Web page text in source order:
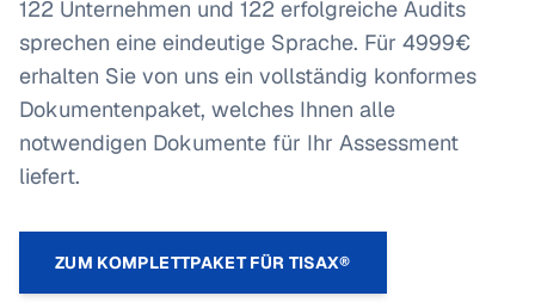
122 Unternehmen und 122 erfolgreiche Audits
sprechen eine eindeutige Sprache. Für 4999€
erhalten Sie von uns ein vollständig konformes
Dokumentenpaket, welches Ihnen alle
notwendigen Dokumente für Ihr Assessment
liefert.
ZUM KOMPLETTPAKET FÜR TISAX®